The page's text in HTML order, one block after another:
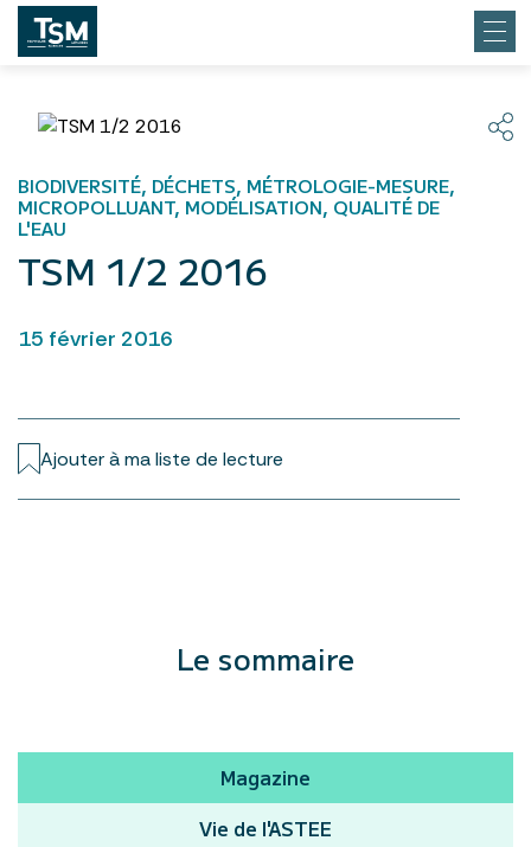
BIODIVERSITÉ, DÉCHETS, MÉTROLOGIE-MESURE,
MICROPOLLUANT, MODÉLISATION, QUALITÉ DE
L'EAU
TSM 1/2 2016
15 février 2016
Ajouter à ma liste de lecture
Le sommaire
Magazine
Vie de l'ASTEE